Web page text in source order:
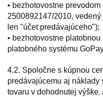
• bezhotovostne
2500892147/2010,
len "účet predávajúceho");
• bezhotovostne
platobného systému
4.2. Spoločne s kúpnou
predávajúcemu aj
tovaru v dohodnutej